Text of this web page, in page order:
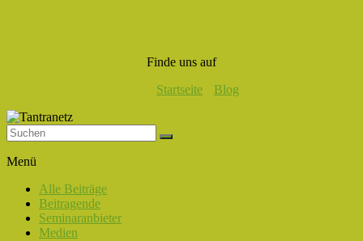
Finde uns auf
Startseite
Blog
Liebe,
Eros
Menü
Alle Beiträge
Beitragende
Seminaranbieter
Medien